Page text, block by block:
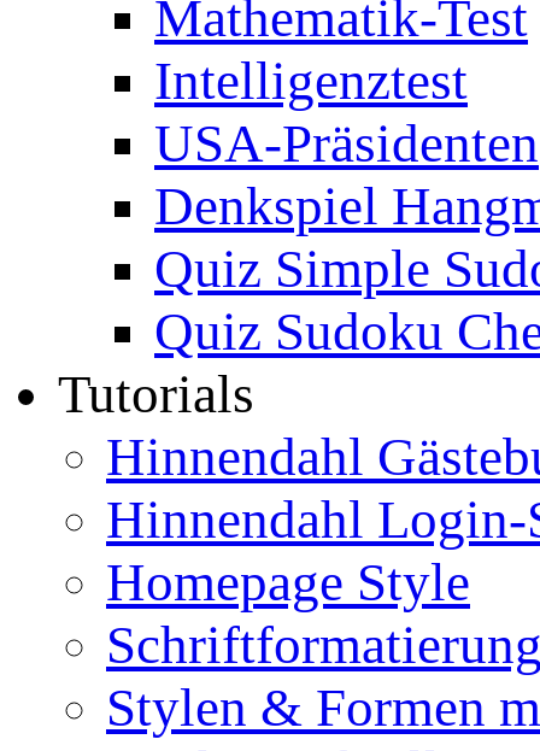
Mathematik-Test
Intelligenztest
USA-Präsidenten
Denkspiel
Quiz Simple
Quiz Sudoku
Tutorials
Hinnendahl
Hinnendahl Login-
Homepage Style
Stylen & Formen